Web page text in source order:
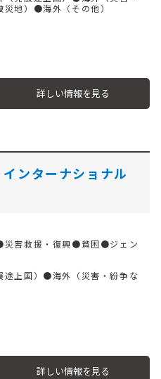
災地）●海外（その他）
詳しい情報を見る
ンターナショナル
害救援・復興●貧困●ジェン
途上国）●海外（災害・紛争な
詳しい情報を見る